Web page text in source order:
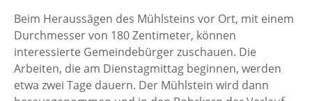
Beim Heraussägen des Mühlsteins vor Ort, mit einem
Durchmesser von 180 Zentimeter, können
interessierte Gemeindebürger zuschauen. Die
Arbeiten, die am Dienstagmittag beginnen, werden
etwa zwei Tage dauern. Der Mühlstein wird dann